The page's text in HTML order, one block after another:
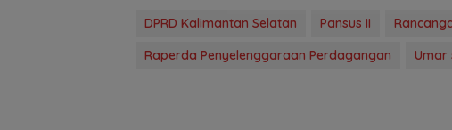
DPRD Kalimantan Selatan Pansus II
Raperda Penyelenggaraan Perdagangan
Umar